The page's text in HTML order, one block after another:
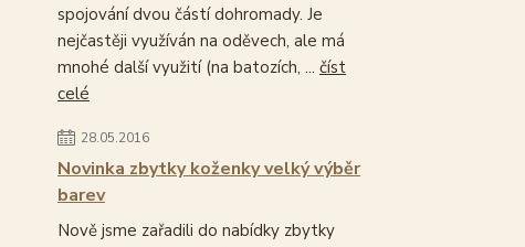
spojování dvou částí dohromady. Je
nejčastěji využíván na oděvech, ale má
mnohé další využití (na batozích, ... číst
celé
28.05.2016
Novinka zbytky koženky velký výběr
barev
Nově jsme zařadili do nabídky zbytky